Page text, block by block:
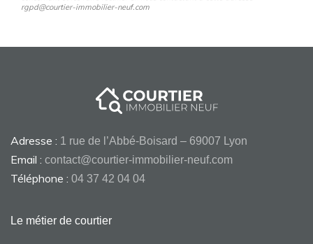
rgpd@courtier-immobilier-neuf.com
Adresse : 1 rue de l’Abbé-Boisard – 69007 Lyon
Email : contact@courtier-immobilier-neuf.com
Téléphone : 04 37 42 04 04
Le métier de courtier